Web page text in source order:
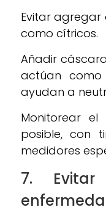
Evitar agregar
como cítricos.
Añadir
actúan
ayudan a
Monitorear el
posible, con
medidores
7. Evitar